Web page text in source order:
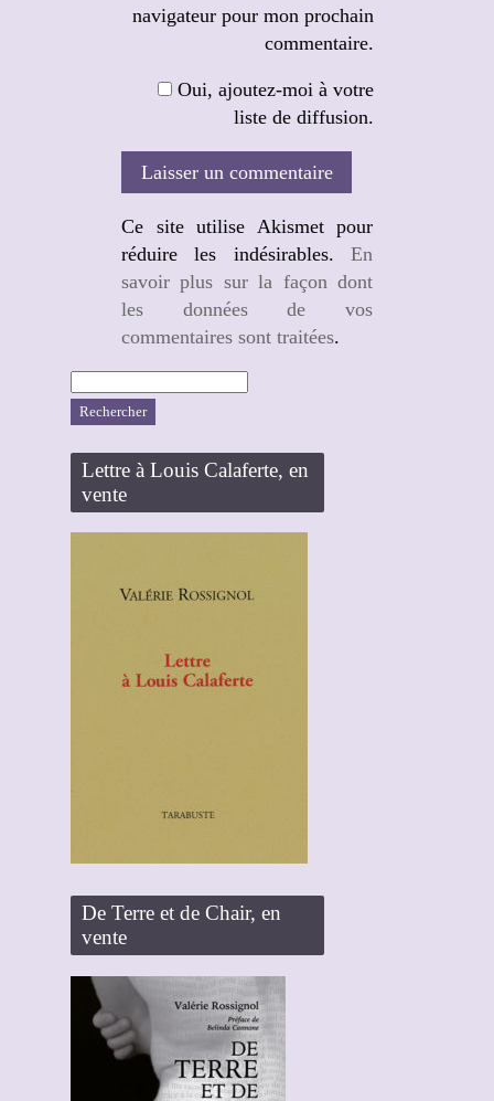
navigateur pour mon prochain
commentaire.
Oui, ajoutez-moi à votre
liste de diffusion.
Ce site utilise Akismet pour
réduire les indésirables. En
savoir plus sur la façon dont
les données de vos
commentaires sont traitées.
Lettre à Louis Calaferte, en
vente
De Terre et de Chair, en
vente